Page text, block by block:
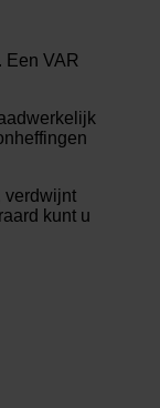
Een VAR
verdwijnt
kunt u